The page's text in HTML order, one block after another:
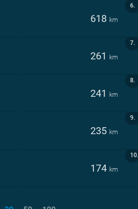
6.
618 km
7.
261 km
8.
241 km
9.
235 km
10.
174 km